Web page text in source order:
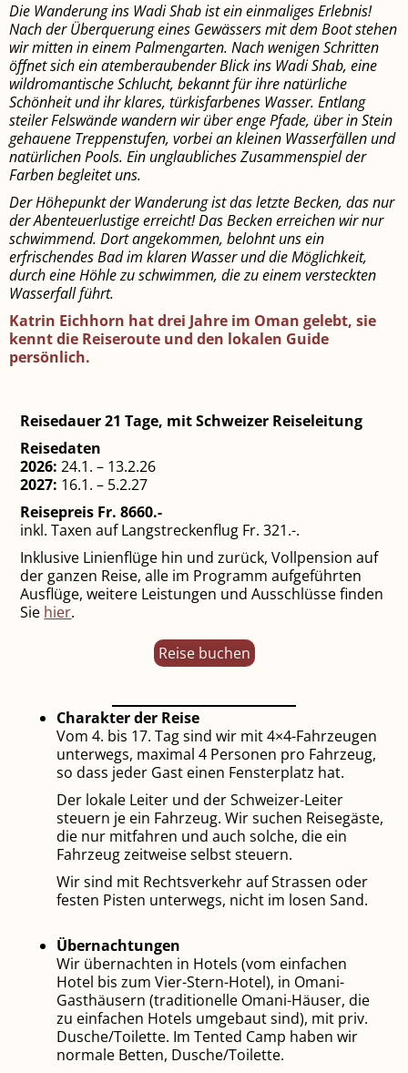
Die Wanderung ins Wadi Shab ist ein einmaliges Erlebnis!
Nach der Überquerung eines Ge­wässers mit dem Boot stehen
wir mitten in einem Palmengarten. Nach wenigen Schritten
öffnet sich ein atemberaubender Blick ins Wadi Shab, eine
wildromantische Schlucht, bekannt für ihre natürliche
Schönheit und ihr klares, türkisfarbenes Wasser. Entlang
steiler Felswände wandern wir über enge Pfade, über in Stein
gehauene Treppenstufen, vorbei an kleinen Wasserfällen und
natürlichen Pools. Ein unglaubliches Zusammenspiel der
Farben begleitet uns.
Der Höhepunkt der Wanderung ist das letzte Becken, das nur
der Abenteuerlustige erreicht! Das Becken erreichen wir nur
schwimmend. Dort angekommen, belohnt uns ein
erfrischendes Bad im klaren Wasser und die Möglichkeit,
durch eine Höhle zu schwimmen, die zu einem versteckten
Wasserfall führt.
Katrin Eichhorn hat drei Jahre im Oman gelebt, sie
kennt die Reiseroute und den lokalen Guide
persönlich.
Reisedauer 21 Tage, mit Schweizer Reiseleitung
Reisedaten
2026: 24.1. – 13.2.26
2027: 16.1. – 5.2.27
Reisepreis Fr. 8660.-
inkl. Taxen auf Langstreckenflug Fr. 321.-.
Inklusive Linienflüge hin und zurück, Vollpension auf
der ganzen Reise, alle im Programm aufgeführten
Ausflüge, weitere Leistungen und Ausschlüsse finden
Sie hier.
Reise buchen
Charakter der Reise
Vom 4. bis 17. Tag sind wir mit 4×4-Fahrzeugen
unterwegs, maximal 4 Personen pro Fahrzeug,
so dass jeder Gast einen Fensterplatz hat.
Der lokale Leiter und der Schweizer-Leiter
steuern je ein Fahrzeug. Wir suchen Reisegäste,
die nur mitfahren und auch solche, die ein
Fahrzeug zeitweise selbst steuern.
Wir sind mit Rechtsverkehr auf Strassen oder
festen Pisten unterwegs, nicht im losen Sand.
Übernachtungen
Wir übernachten in Hotels (vom ein­fachen
Hotel bis zum Vier-Stern-Hotel), in Omani-
Gasthäusern (traditionelle Omani-Häuser, die
zu einfachen Hotels umgebaut sind), mit priv.
Dusche/Toilette. Im Tented Camp haben wir
normale Betten, Dusche/Toilette.